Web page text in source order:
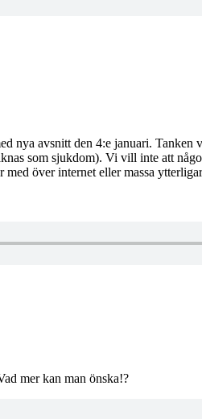
nya avsnitt den 4:e januari.
som sjukdom). Vi vill inte att
med över internet eller massa
mer kan man önska!?